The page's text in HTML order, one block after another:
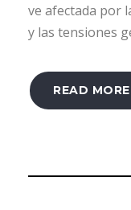
ve afectada por
y las tensiones
READ MORE